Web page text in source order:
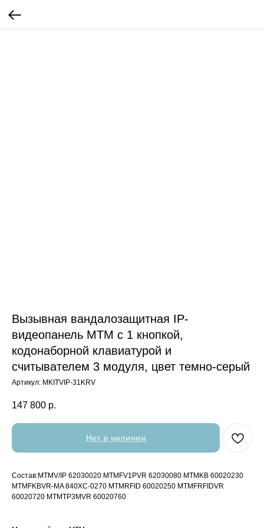
Вызывная вандалозащитная IP-
видеопанель MTM с 1 кнопкой,
кодонаборной клавиатурой и
считывателем 3 модуля, цвет темно-серый
Артикул: MKITVIP-31KRV
147 800 р.
Нет в наличии
Состав:MTMV/IP 62030020 MTMFV1PVR 62030080 MTMKB 60020230
MTMFKBVR-MA 840XC-0270 MTMRFID 60020250 MTMFRFIDVR
60020720 MTMTP3MVR 60020760